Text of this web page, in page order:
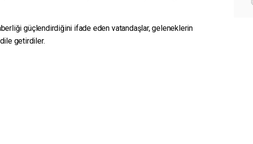
güçlendirdiğini ifade eden vatandaşlar, geleneklerin
getirdiler.